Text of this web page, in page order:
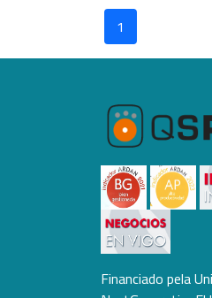
1
Financiado pela